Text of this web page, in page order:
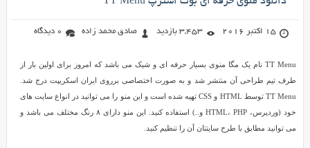
15 اکتبر 2016 3,453 بازدید صادق محمد زاده 0 دیدگاه
TT Menu نام یک مگا منوی بسیار حرفه ای و شیک می باشد که امروز برای اولین بار از
طرف تیم طراحی آن منتشر شد و به صورت اختصاصی برروی ایران اسکریپت درج شد.
TT Menu توسط HTML و CSS تهیه شده است و این منو را می توانید در انواع سایت های
خود (وردپرس، HTML، PHP و..) استفاده کنید. این منو دارای ۸ رنگ مختلف می باشد و
می توانید مطابق با طرح سایتتان آن را تنظیم کنید.